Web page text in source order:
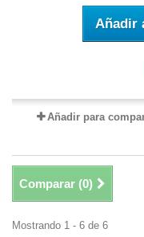
Añadir
Añadir para
Comparar (0)
Mostrando 1 - 6 de 6